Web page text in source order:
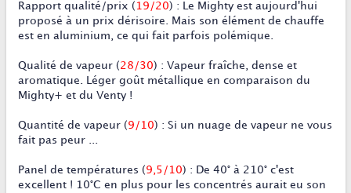
Rapport qualité/prix ( 19/20) :
Le Mighty est aujourd'hui
proposé à un prix dérisoire. Mais son élément de chauffe
est en aluminium, ce qui fait parfois polémique.
Qualité de vapeur(28/30) : Vapeur fraîche, dense et
aromatique. Léger goût métallique en comparaison du
Mighty+ et du Venty !
Quantité de vapeur (9/10) : Si un nuage de vapeur ne vous
fait pas peur ...
Panel de températures (9,5/10) : De 40° à 210° c'est
excellent ! 10°C en plus pour les concentrés aurait eu son